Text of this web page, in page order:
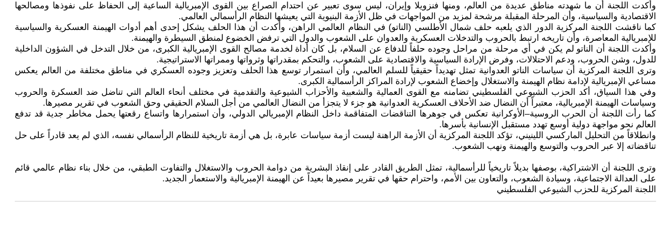
وأكدت اللجنة أن ما شهدته مناطق عديدة من العالم، ومنها فنزويلا وإيران، ليس سوى تعبير عن احتدام الصراع بين القوى الإمبريالية الساعية إلى الحفاظ على نفوذها ومصالحها
الاقتصادية والسياسية، وأن المرحلة المقبلة مرشحة لمزيد من المواجهات في ظل الأزمة البنيوية التي يعيشها النظام الرأسمالي العالمي.
كما ناقشت اللجنة المركزية الدور الذي يلعبه حلف شمال الأطلسي (الناتو) في النظام العالمي الراهن، وأكدت أن هذا الحلف يشكل إحدى أهم أدوات الهيمنة العسكرية والسياسية
للإمبريالية المعاصرة، وأن تاريخه ارتبط بالحروب والتدخلات العسكرية والعدوان على الشعوب والدول التي ترفض الخضوع لمنطق السيطرة والهيمنة.
وأكدت اللجنة أن الناتو لم يكن في أي مرحلة من مراحل وجوده حلفاً للدفاع عن السلام، بل كان أداة لخدمة مصالح القوى الإمبريالية الكبرى، من خلال التدخل في الشؤون الداخلية
للدول، وشن الحروب، ودعم الاحتلالات، وفرض الإرادة السياسية والاقتصادية على الشعوب، والتحكم بمقدراتها وثرواتها وممراتها الاستراتيجية.
وترى اللجنة المركزية أن سياسات الناتو العدوانية تمثل تهديداً حقيقياً للسلم العالمي، وأن استمرار توسع هذا الحلف وتعزيز وجوده العسكري في مناطق مختلفة من العالم يعكس
مساعي الإمبريالية لإدامة نظام الهيمنة والاستغلال وإخضاع الشعوب لإرادة المراكز الرأسمالية الكبرى.
وفي هذا السياق، أكد الحزب الشيوعي الفلسطيني تضامنه مع القوى العمالية والشعبية والأحزاب الشيوعية والتقدمية في مختلف أنحاء العالم التي تناضل ضد العسكرة والحروب
وسياسات الهيمنة الإمبريالية، معتبراً أن النضال ضد الأحلاف العسكرية العدوانية هو جزء لا يتجزأ من النضال العالمي من أجل السلام الحقيقي وحق الشعوب في تقرير مصيرها.
كما رأت اللجنة أن الحرب الروسية–الأوكرانية تعكس في جوهرها التناقضات المتفاقمة داخل النظام الإمبريالي الدولي، وأن استمرارها واتساع رقعتها يحمل مخاطر جدية قد تدفع
العالم نحو مواجهة دولية أوسع تهدد مستقبل الإنسانية بأسرها.
وانطلاقاً من التحليل الماركسي اللينيني، تؤكد اللجنة المركزية أن الأزمة الراهنة ليست أزمة سياسات عابرة، بل هي أزمة تاريخية للنظام الرأسمالي نفسه، الذي لم يعد قادراً على حل
تناقضاته إلا عبر الحروب والتوسع والهيمنة ونهب الشعوب.
وترى اللجنة أن الاشتراكية، بوصفها بديلاً تاريخياً للرأسمالية، تمثل الطريق القادر على إنقاذ البشرية من دوامة الحروب والاستغلال والتفاوت الطبقي، من خلال بناء نظام عالمي قائم
على العدالة الاجتماعية، وسيادة الشعوب، والتعاون بين الأمم، واحترام حقها في تقرير مصيرها بعيداً عن الهيمنة الإمبريالية والاستعمار الجديد.
اللجنة المركزية للحزب الشيوعي الفلسطيني